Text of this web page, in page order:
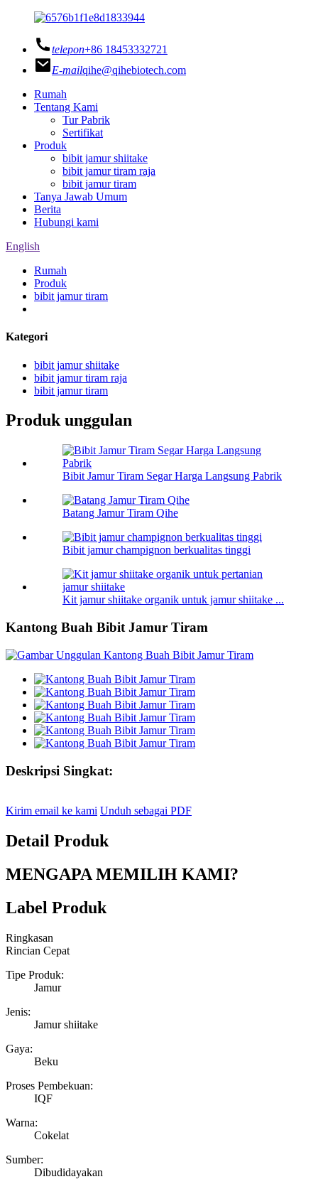
telepon+86 18453332721
E-mailqihe@qihebiotech.com
Rumah
Tentang Kami
Tur Pabrik
Sertifikat
Produk
bibit jamur shiitake
bibit jamur tiram raja
bibit jamur tiram
Tanya Jawab Umum
Berita
Hubungi kami
English
Rumah
Produk
bibit jamur tiram
Kategori
bibit jamur shiitake
bibit jamur tiram raja
bibit jamur tiram
Produk unggulan
Bibit Jamur Tiram Segar Harga Langsung Pabrik
Batang Jamur Tiram Qihe
Bibit jamur champignon berkualitas tinggi
Kit jamur shiitake organik untuk jamur shiitake ...
Kantong Buah Bibit Jamur Tiram
Deskripsi Singkat:
Kirim email ke kami Unduh sebagai PDF
Detail Produk
MENGAPA MEMILIH KAMI?
Label Produk
Ringkasan
Rincian Cepat
Tipe Produk:
Jamur
Jenis:
Jamur shiitake
Gaya:
Beku
Proses Pembekuan:
IQF
Warna:
Cokelat
Sumber:
Dibudidayakan